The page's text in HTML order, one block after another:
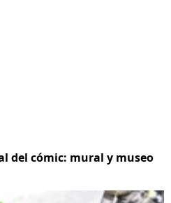
del cómic: mural y museo